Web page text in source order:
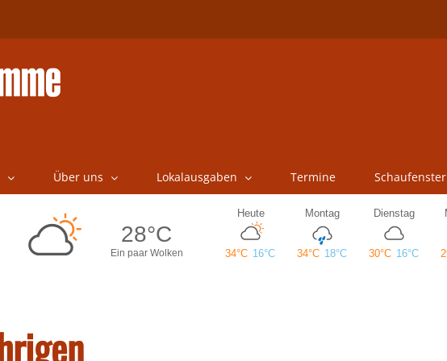
Über uns Lokalausgaben Termine Schaufenster